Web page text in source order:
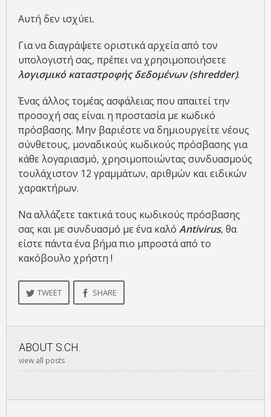
Αυτή δεν ισχύει.
Για να διαγράψετε οριστικά αρχεία από τον
υπολογιστή σας, πρέπει να χρησιμοποιήσετε
λογισμικό καταστροφής δεδομένων (shredder).
Ένας άλλος τομέας ασφάλειας που απαιτεί την
προσοχή σας είναι η προστασία με κωδικό
πρόσβασης. Μην βαριέστε να δημιουργείτε νέους
σύνθετους, μοναδικούς κωδικούς πρόσβασης για
κάθε λογαριασμό, χρησιμοποιώντας συνδυασμούς
τουλάχιστον 12 γραμμάτων, αριθμών και ειδικών
χαρακτήρων.
Να αλλάζετε τακτικά τους κωδικούς πρόσβασης
σας και με συνδυασμό με ένα καλό Antivirus, θα
είστε πάντα ένα βήμα πιο μπροστά από το
κακόβουλο χρήστη !
TWEET SHARE
ABOUT S.CH.
view all posts